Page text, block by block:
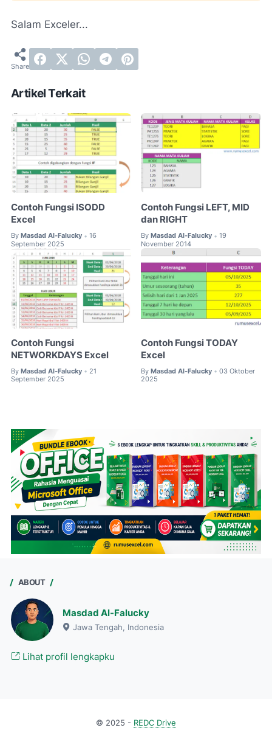
Salam Exceler...
Artikel Terkait
Contoh Fungsi ISODD
Excel
By Masdad Al-Falucky • 16
September 2025
Contoh Fungsi LEFT, MID
dan RIGHT
By Masdad Al-Falucky • 19
November 2014
Contoh Fungsi
NETWORKDAYS Excel
By Masdad Al-Falucky • 21
September 2025
Contoh Fungsi TODAY
Excel
By Masdad Al-Falucky • 03 Oktober
2025
ABOUT
Masdad Al-Falucky
Jawa Tengah, Indonesia
Lihat profil lengkapku
© 2025 - REDC Drive